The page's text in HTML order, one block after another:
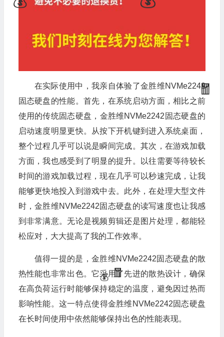
在实际使用中，我亲自体验了金胜维NVMe2242
固态硬盘的性能。首先，在系统启动方面，相比之前
使用的传统固态硬盘，金胜维NVMe2242固态硬盘的
启动速度明显更快。从按下开机键到进入系统桌面，
整个过程几乎可以说是瞬间完成。其次，在游戏加载
方面，我也感受到了明显的提升。以往需要等待较长
时间的游戏加载过程，现在几乎可以秒速完成，让我
能够更快地投入到游戏中去。此外，在处理大型文件
时，金胜维NVMe2242固态硬盘的读写速度也让我感
到非常满意。无论是视频剪辑还是图片处理，都能轻
松应对，大大提高了我的工作效率。
值得一提的是，金胜维NVMe2242固态硬盘的散
热性能也非常出色。它采用了先进的散热设计，确保
在高负荷运行时能够保持稳定的温度，避免因过热而
影响性能。这一特点使得金胜维NVMe2242固态硬盘
在长时间使用中依然能够保持出色的性能表现。